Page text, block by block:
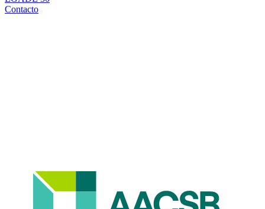
Contacto